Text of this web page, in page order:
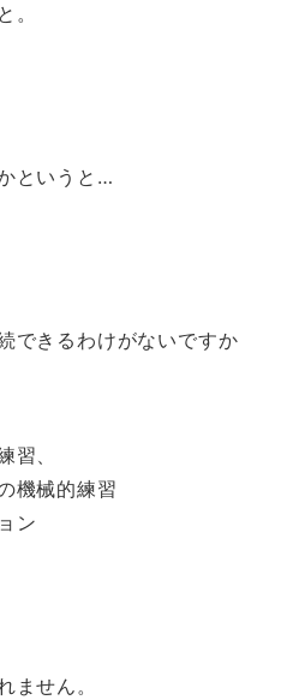
。
というと…
できるわけがないですか
習、
機械的練習
ン
ません。